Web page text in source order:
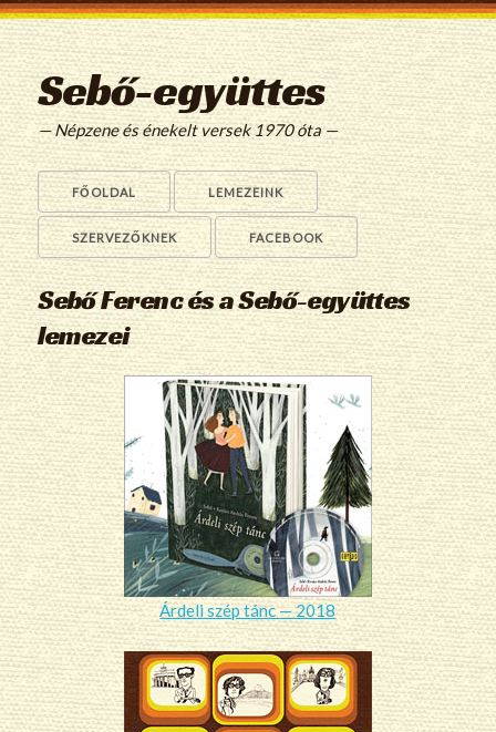
Sebő-együttes
— Népzene és énekelt versek 1970 óta —
FŐOLDAL LEMEZEINK
SZERVEZŐKNEK FACEBOOK
Sebő Ferenc és a Sebő-együttes
lemezei
Árdeli szép tánc — 2018